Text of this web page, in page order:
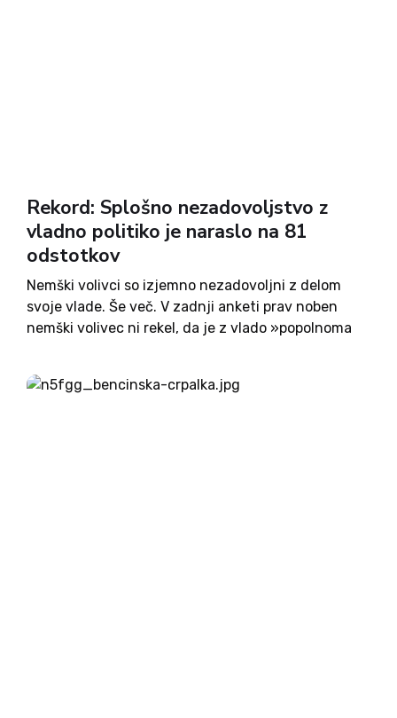
Rekord: Splošno nezadovoljstvo z
vladno politiko je naraslo na 81
odstotkov
Nemški volivci so izjemno nezadovoljni z delom
svoje vlade. Še več. V zadnji anketi prav noben
nemški volivec ni rekel, da je z vlado »popolnoma
kanclerja Olafa Scholza dosegla nov rekord
nepriljubljenosti, a kljub...